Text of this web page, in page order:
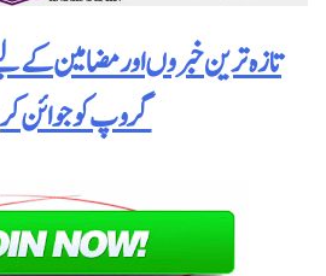
تازہ ترین خبروں اور مضامین
گروپ کو جوائن